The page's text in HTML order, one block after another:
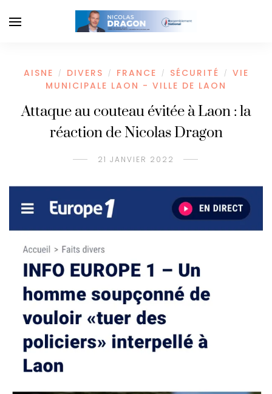
AISNE / DIVERS / FRANCE / SÉCURITÉ /
VIE
MUNICIPALE LAON - VILLE DE LAON
Attaque au couteau évitée à Laon : la
réaction de Nicolas Dragon
21 JANVIER 2022